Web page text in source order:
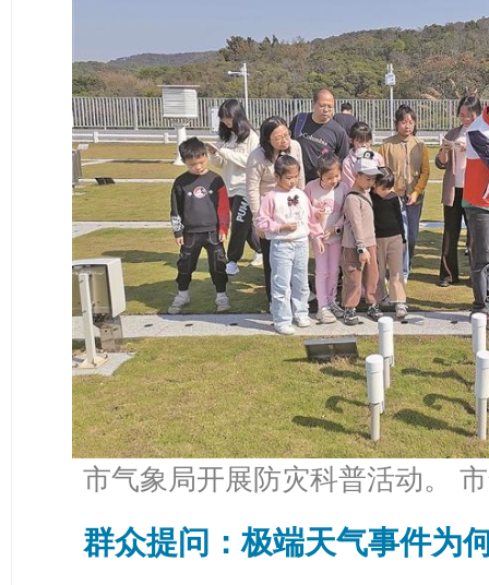
市气象局开展防灾科普活动。
群众提问：极端天气事件为